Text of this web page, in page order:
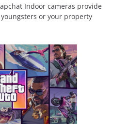
Indoor cameras provide
or your property